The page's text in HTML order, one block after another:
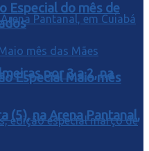
por 3 a 2, na
(5), na Arena Pantanal,
Especial do mês de
Especial Maio mês